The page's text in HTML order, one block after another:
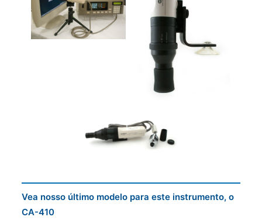
Vea nosso último modelo para este instrumento, o
CA-410